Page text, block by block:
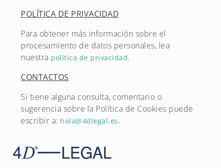
POLÍTICA DE PRIVACIDAD
Para obtener más información sobre el
procesamiento de datos personales, lea
nuestra política de privacidad.
CONTACTOS
Si tiene alguna consulta, comentario o
sugerencia sobre la Política de Cookies puede
escribir a: hola@4dlegal.es.